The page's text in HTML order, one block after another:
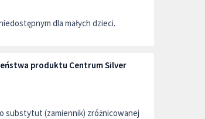
dla małych dzieci.
produktu Centrum Silver
substytut (zamiennik) zróżnicowanej